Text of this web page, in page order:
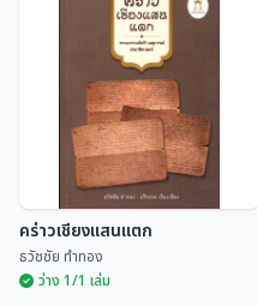
เจ้านครลำพูน สู่ เจ้าเมือง
เชียงแสน (เชื้อเจ็ดตน)
เจ้าปิยะพงษ์ เชื้อเจ...
คร่าวเชียงแสนแตก
ธวัชชัย ทำทอง
ว่าง 1/1 เล่ม